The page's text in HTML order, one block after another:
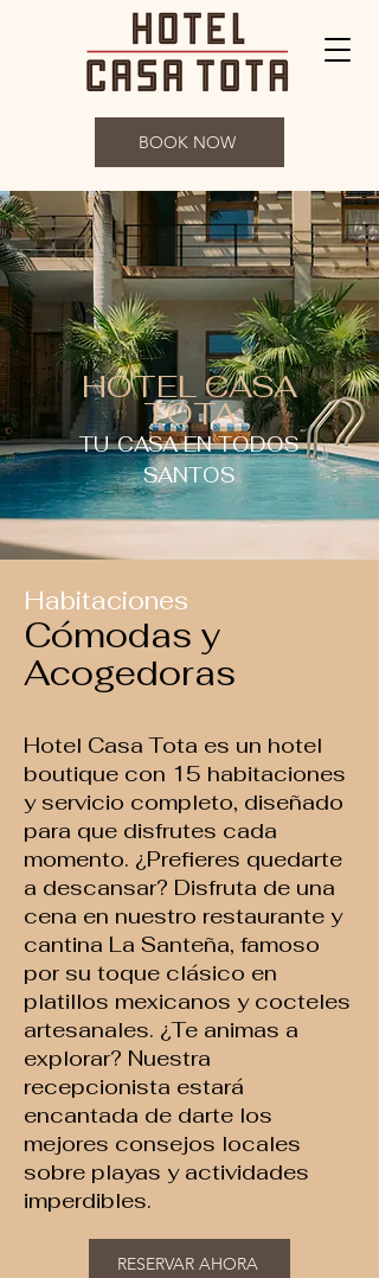
BOOK NOW
HOTEL CASA
TOTA
TU CASA EN TODOS
SANTOS
Habitaciones
Cómodas y
Acogedoras
Hotel Casa Tota es un hotel
boutique con 15 habitaciones
y servicio completo, diseñado
para que disfrutes cada
momento. ¿Prefieres quedarte
a descansar? Disfruta de una
cena en nuestro restaurante y
cantina La Santeña, famoso
por su toque clásico en
platillos mexicanos y cocteles
artesanales. ¿Te animas a
explorar? Nuestra
recepcionista estará
encantada de darte los
mejores consejos locales
sobre playas y actividades
imperdibles.
RESERVAR AHORA